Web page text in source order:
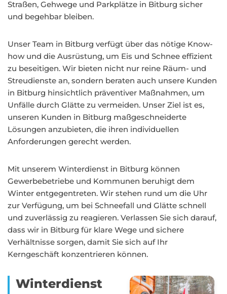
Straßen, Gehwege und Parkplätze in Bitburg sicher
und begehbar bleiben.
Unser Team in Bitburg verfügt über das nötige Know-
how und die Ausrüstung, um Eis und Schnee effizient
zu beseitigen. Wir bieten nicht nur reine Räum- und
Streudienste an, sondern beraten auch unsere Kunden
in Bitburg hinsichtlich präventiver Maßnahmen, um
Unfälle durch Glätte zu vermeiden. Unser Ziel ist es,
unseren Kunden in Bitburg maßgeschneiderte
Lösungen anzubieten, die ihren individuellen
Anforderungen gerecht werden.
Mit unserem Winterdienst in Bitburg können
Gewerbebetriebe und Kommunen beruhigt dem
Winter entgegentreten. Wir stehen rund um die Uhr
zur Verfügung, um bei Schneefall und Glätte schnell
und zuverlässig zu reagieren. Verlassen Sie sich darauf,
dass wir in Bitburg für klare Wege und sichere
Verhältnisse sorgen, damit Sie sich auf Ihr
Kerngeschäft konzentrieren können.
Winterdienst